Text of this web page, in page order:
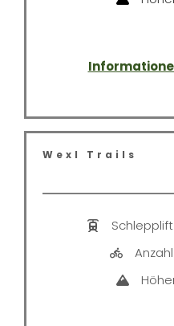
Wexl Trails